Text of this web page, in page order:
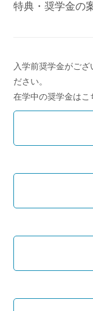
特典・奨学金の
入学前奨学金がござ
ださい。
在学中の奨学金はこ